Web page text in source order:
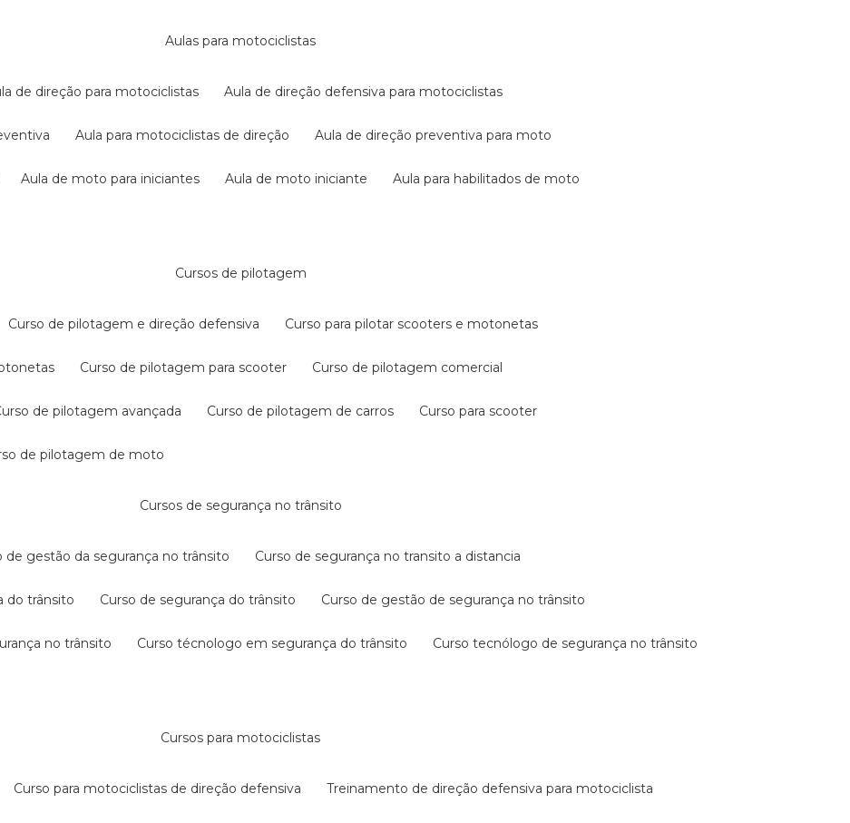
aulas para motociclistas
de direção para motociclistas aula de direção defensiva para motociclistas
aula para motociclistas de direção aula de direção preventiva para moto
aula de moto para iniciantes aula de moto iniciante aula para habilitados de moto
cursos de pilotagem
curso de pilotagem e direção defensiva curso para pilotar scooters e motonetas
curso de pilotagem para scooter curso de pilotagem comercial
curso de pilotagem avançada curso de pilotagem de carros curso para scooter
de pilotagem de moto
cursos de segurança no trânsito
de gestão da segurança no trânsito curso de segurança no transito a distancia
do trânsito curso de segurança do trânsito curso de gestão de segurança no trânsito
no trânsito curso técnologo em segurança do trânsito curso tecnólogo de segurança no trânsito
cursos para motociclistas
curso para motociclistas de direção defensiva treinamento de direção defensiva para motociclista